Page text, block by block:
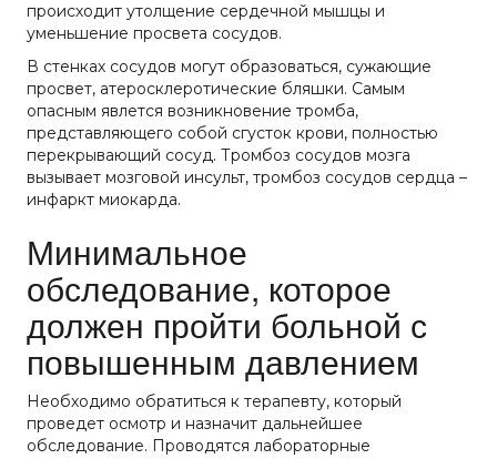
происходит утолщение сердечной мышцы и
уменьшение просвета сосудов.
В стенках сосудов могут образоваться, сужающие
просвет, атеросклеротические бляшки. Самым
опасным явлется возникновение тромба,
представляющего собой сгусток крови, полностью
перекрывающий сосуд. Тромбоз сосудов мозга
вызывает мозговой инсульт, тромбоз сосудов сердца –
инфаркт миокарда.
Минимальное
обследование, которое
должен пройти больной с
повышенным давлением
Необходимо обратиться к терапевту, который
проведет осмотр и назначит дальнейшее
обследование. Проводятся лабораторные